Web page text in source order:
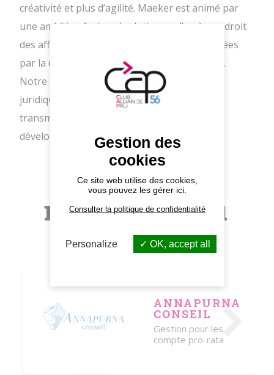
créativité et plus d’agilité. Maeker est animé par
une ambition forte : révolutionner l’accès au droit
des affaires, en offrant des opportunités créées
par la digitalisation et l’interprofessionnalité.
Notre expertise s’étend à tous les besoins
juridiques de l’entreprise, de sa création à sa
transmission, en passant par ses projets de
développement et son financement
Autres
membres du
CAP 56
ANNAPURNA
CONSEIL
Gestion pour les
compte pro-rata
Gestion des
cookies
Ce site web utilise des cookies,
vous pouvez les gérer ici.
Consulter la politique de confidentialité
Personalize OK, accept all